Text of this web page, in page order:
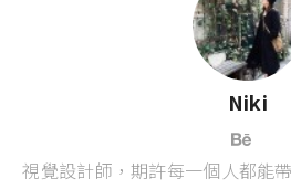
Niki
視覺設計師，期許每一個人都能